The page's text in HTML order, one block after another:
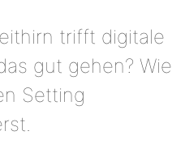
trifft digitale
gut gehen? Wie
Setting